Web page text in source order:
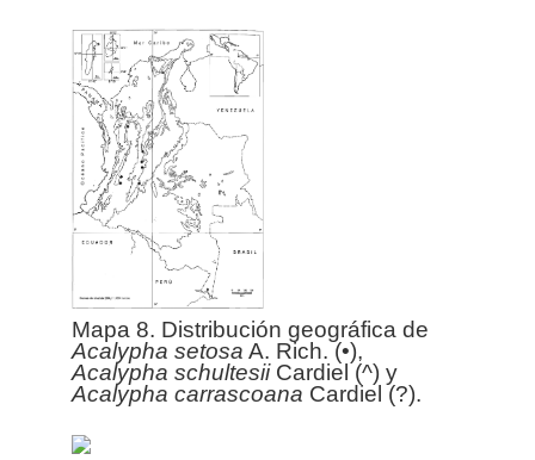
Mapa 8. Distribución geográfica de
Acalypha setosa A. Rich. (•),
Acalypha schultesiiCardiel (^) y
Acalypha carrascoana Cardiel (?).